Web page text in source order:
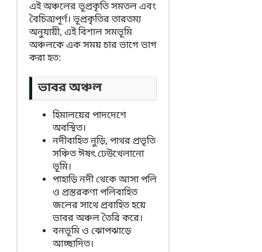
এই অঞ্চলের ভূপ্রকৃতি সমতল এবং
বৈচিত্র্যপূর্ণ। ভূপ্রকৃতির তারতম্য
অনুযায়ী, এই বিশাল সমভূমি
অঞ্চলকে এক সময় চার ভাগে ভাগ
করা হত:
ভাবর অঞ্চল
হিমালয়ের পাদদেশে
অবস্থিত।
নদীবাহিত নুড়ি, পাথর প্রভৃতি
সঞ্চিত ঈষৎ ঢেউখেলানো
ভূমি।
পাহাড়ি নদী থেকে আসা পলি
ও প্রস্তরকণা পলিবাহিত
জলের সাথে প্রবাহিত হয়ে
ভাবর অঞ্চল তৈরি করে।
বনভূমি ও ঝোপঝাড়ে
আচ্ছাদিত।